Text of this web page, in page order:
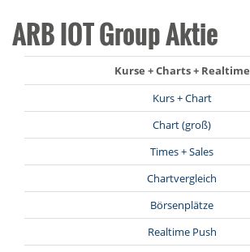
ARB IOT Group Aktie
Kurse + Charts + Realtime
Kurs + Chart
Chart (groß)
Times + Sales
Chartvergleich
Börsenplätze
Realtime Push